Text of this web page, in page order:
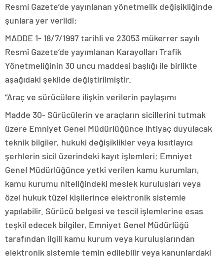
Resmi Gazete’de yayınlanan yönetmelik değişikliğinde
şunlara yer verildi:
MADDE 1- 18/7/1997 tarihli ve 23053 mükerrer sayılı
Resmî Gazete’de yayımlanan Karayolları Trafik
Yönetmeliğinin 30 uncu maddesi başlığı ile birlikte
aşağıdaki şekilde değiştirilmiştir.
“Araç ve sürücülere ilişkin verilerin paylaşımı
Madde 30- Sürücülerin ve araçların sicillerini tutmak
üzere Emniyet Genel Müdürlüğünce ihtiyaç duyulacak
teknik bilgiler, hukuki değişiklikler veya kısıtlayıcı
şerhlerin sicil üzerindeki kayıt işlemleri; Emniyet
Genel Müdürlüğünce yetki verilen kamu kurumları,
kamu kurumu niteliğindeki meslek kuruluşları veya
özel hukuk tüzel kişilerince elektronik sistemle
yapılabilir. Sürücü belgesi ve tescil işlemlerine esas
teşkil edecek bilgiler, Emniyet Genel Müdürlüğü
tarafından ilgili kamu kurum veya kuruluşlarından
elektronik sistemle temin edilebilir veya kanunlardaki